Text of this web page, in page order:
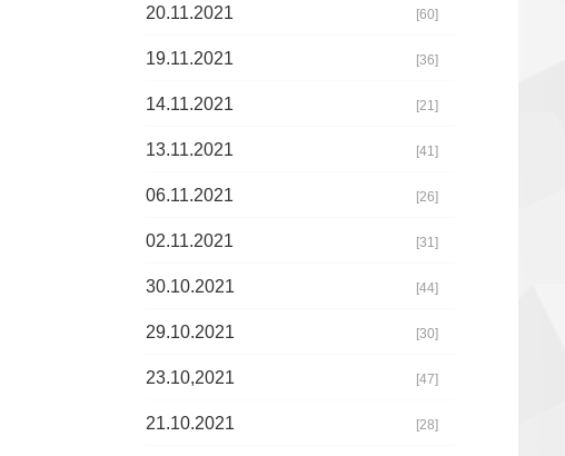
20.11.2021 [60]
19.11.2021 [36]
14.11.2021 [21]
13.11.2021 [41]
06.11.2021 [26]
02.11.2021 [31]
30.10.2021 [44]
29.10.2021 [30]
23.10,2021 [47]
21.10.2021 [28]